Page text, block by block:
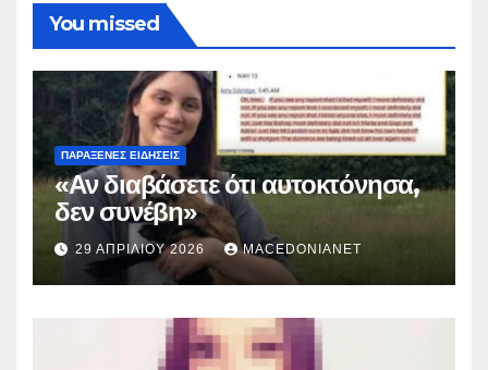
You missed
ΠΑΡΆΞΕΝΕΣ ΕΙΔΉΣΕΙΣ
«Αν διαβάσετε ότι αυτοκτόνησα,
δεν συνέβη»
29 ΑΠΡΙΛΊΟΥ 2026 MACEDONIANET